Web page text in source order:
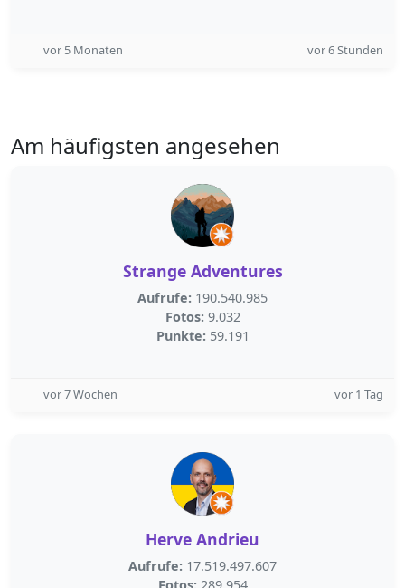
vor 5 Monaten vor 6 Stunden
Am häufigsten angesehen
Strange Adventures
Aufrufe: 190.540.985
Fotos: 9.032
Punkte: 59.191
vor 7 Wochen vor 1 Tag
Herve Andrieu
Aufrufe: 17.519.497.607